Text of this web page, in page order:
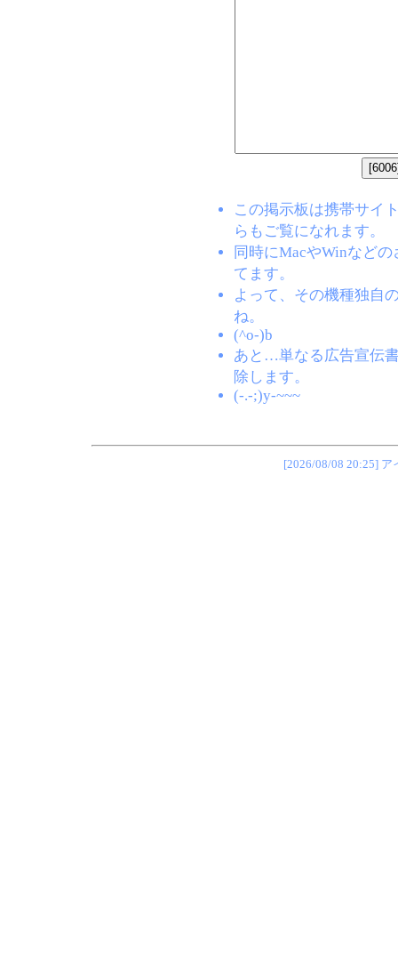
この掲示板は携帯サイ
らもご覧になれます。
同時にMacやWinなど
てます。
よって、その機種独自
ね。
(^o-)b
あと…単なる広告宣伝
除します。
(-.-;)y-~~~
[2026/08/08 20:25]